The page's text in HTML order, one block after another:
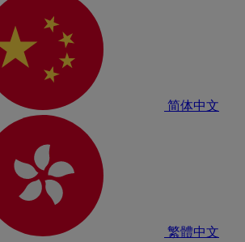
简体中文
繁體中文